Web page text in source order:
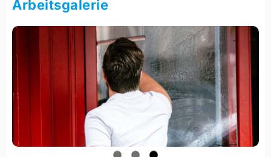
Arbeitsgalerie